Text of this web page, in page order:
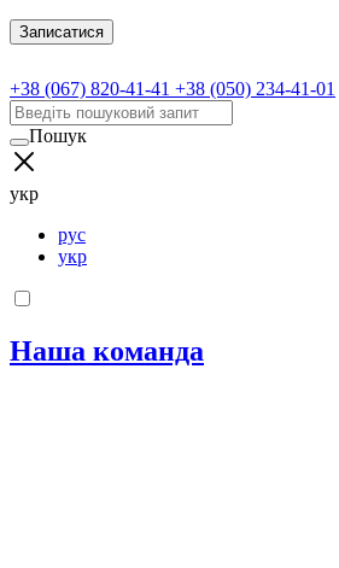
Записатися
+38 (067) 820-41-41 +38 (050) 234-41-01
Пошук
укр
рус
укр
Наша команда